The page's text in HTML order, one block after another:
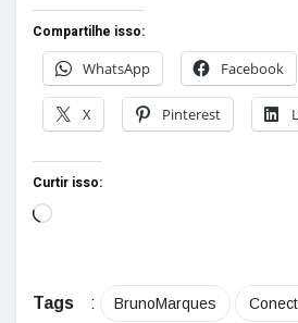
Compartilhe isso:
WhatsApp
Facebook
X Pinterest
Curtir isso:
Tags : BrunoMarques